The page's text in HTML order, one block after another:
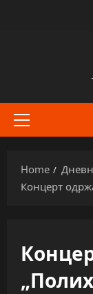
Primary
Home
Концерт